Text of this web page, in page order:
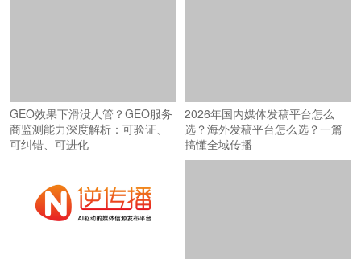
GEO效果下滑没人管？GEO服务
商监测能力深度解析：可验证、
可纠错、可进化
2026年国内媒体发稿平台怎么
选？海外发稿平台怎么选？一篇
搞懂全域传播